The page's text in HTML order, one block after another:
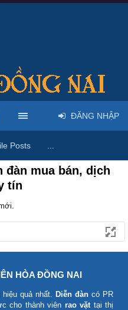
đàn mua bán, dịch
tín
Posts
ĐĂNG NHẬP
HÒA ĐỒNG NAI
hiệu quả nhất. Diễn đàn có PR
cho thành viên rao vặttại thị